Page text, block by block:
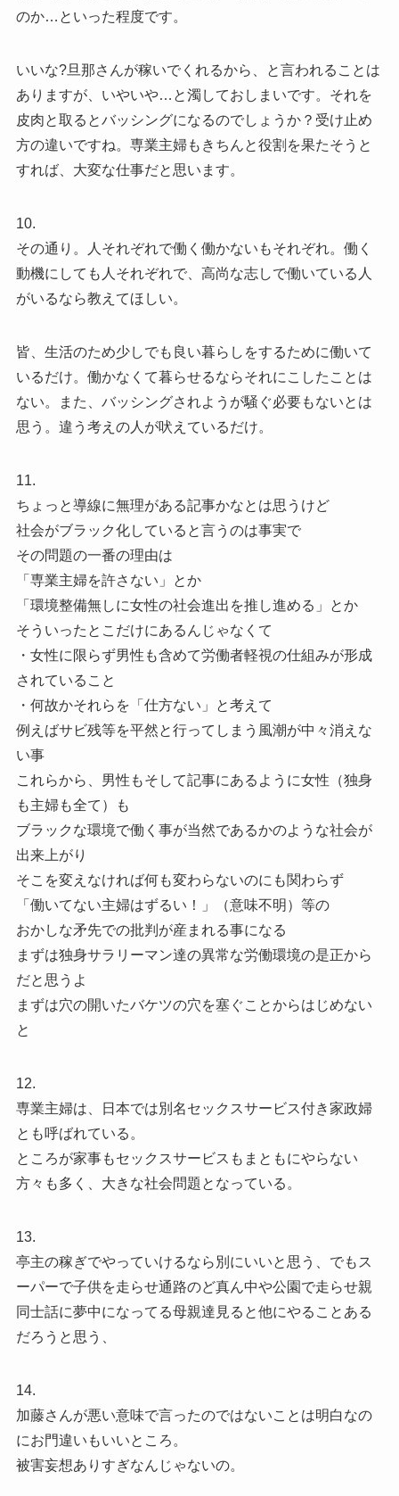
のか…といった程度です。
いいな?旦那さんが稼いでくれるから、と言われることは
ありますが、いやいや…と濁しておしまいです。それを
皮肉と取るとバッシングになるのでしょうか？受け止め
方の違いですね。専業主婦もきちんと役割を果たそうと
すれば、大変な仕事だと思います。
10.
その通り。人それぞれで働く働かないもそれぞれ。働く
動機にしても人それぞれで、高尚な志しで働いている人
がいるなら教えてほしい。
皆、生活のため少しでも良い暮らしをするために働いて
いるだけ。働かなくて暮らせるならそれにこしたことは
ない。また、バッシングされようが騒ぐ必要もないとは
思う。違う考えの人が吠えているだけ。
11.
ちょっと導線に無理がある記事かなとは思うけど
社会がブラック化していると言うのは事実で
その問題の一番の理由は
「専業主婦を許さない」とか
「環境整備無しに女性の社会進出を推し進める」とか
そういったとこだけにあるんじゃなくて
・女性に限らず男性も含めて労働者軽視の仕組みが形成
されていること
・何故かそれらを「仕方ない」と考えて
例えばサビ残等を平然と行ってしまう風潮が中々消えな
い事
これらから、男性もそして記事にあるように女性（独身
も主婦も全て）も
ブラックな環境で働く事が当然であるかのような社会が
出来上がり
そこを変えなければ何も変わらないのにも関わらず
「働いてない主婦はずるい！」（意味不明）等の
おかしな矛先での批判が産まれる事になる
まずは独身サラリーマン達の異常な労働環境の是正から
だと思うよ
まずは穴の開いたバケツの穴を塞ぐことからはじめない
と
12.
専業主婦は、日本では別名セックスサービス付き家政婦
とも呼ばれている。
ところが家事もセックスサービスもまともにやらない
方々も多く、大きな社会問題となっている。
13.
亭主の稼ぎでやっていけるなら別にいいと思う、でもス
ーパーで子供を走らせ通路のど真ん中や公園で走らせ親
同士話に夢中になってる母親達見ると他にやることある
だろうと思う、
14.
加藤さんが悪い意味で言ったのではないことは明白なの
にお門違いもいいところ。
被害妄想ありすぎなんじゃないの。